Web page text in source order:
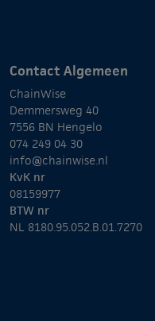
Contact Algemeen
ChainWise
Demmersweg 40
7556 BN Hengelo
074 249 04 30
info@chainwise.nl
KvK nr
08159977
BTW nr
NL 8180.95.052.B.01.7270